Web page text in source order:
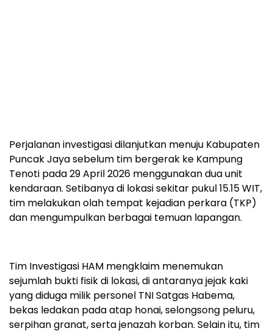
Perjalanan investigasi dilanjutkan menuju Kabupaten
Puncak Jaya sebelum tim bergerak ke Kampung
Tenoti pada 29 April 2026 menggunakan dua unit
kendaraan. Setibanya di lokasi sekitar pukul 15.15 WIT,
tim melakukan olah tempat kejadian perkara (TKP)
dan mengumpulkan berbagai temuan lapangan.
Tim Investigasi HAM mengklaim menemukan
sejumlah bukti fisik di lokasi, di antaranya jejak kaki
yang diduga milik personel TNI Satgas Habema,
bekas ledakan pada atap honai, selongsong peluru,
serpihan granat, serta jenazah korban. Selain itu, tim